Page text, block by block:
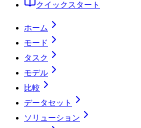
クイックスタート
ホーム
モード
タスク
モデル
比較
データセット
ソリューション